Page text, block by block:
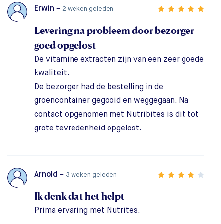
Erwin – 2 weken geleden
Levering na probleem door bezorger
goed opgelost
De vitamine extracten zijn van een zeer goede
kwaliteit.
De bezorger had de bestelling in de
groencontainer gegooid en weggegaan. Na
contact opgenomen met Nutribites is dit tot
grote tevredenheid opgelost.
Arnold – 3 weken geleden
Ik denk dat het helpt
Prima ervaring met Nutrites.